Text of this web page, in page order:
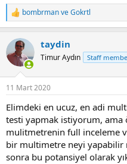
R
e
c
t
i
s
bombrmanveGokrtl
taydin
Timur Aydın Staff
11 Mart 2020
Elimdeki en ucuz, en adi
testi yapmak istiyorum, ama
mulitmetrenin full inceleme
bir multimetre neyi yapabilir
sonra bu potansiyel olarak